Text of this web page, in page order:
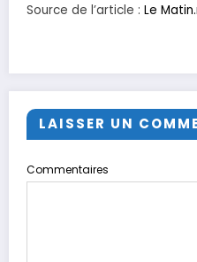
Source de l’article : Le
LAISSER UN
Commentaires